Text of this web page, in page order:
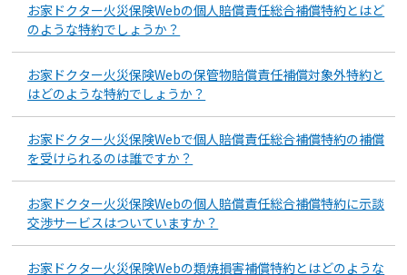
お家ドクター火災保険Webの個人賠償責任総合補償特約とはど
のような特約でしょうか？
お家ドクター火災保険Webの保管物賠償責任補償対象外特約と
はどのような特約でしょうか？
お家ドクター火災保険Webで個人賠償責任総合補償特約の補償
を受けられるのは誰ですか？
お家ドクター火災保険Webの個人賠償責任総合補償特約に示談
交渉サービスはついていますか？
お家ドクター火災保険Webの類焼損害補償特約とはどのような